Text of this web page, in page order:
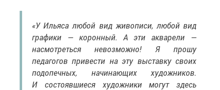
«У Ильяса любой вид живописи, любой вид
графики — коронный. А эти акварели —
насмотреться невозможно! Я прошу
педагогов привести на эту выставку своих
подопечных, начинающих художников.
И состоявшиеся художники могут здесь